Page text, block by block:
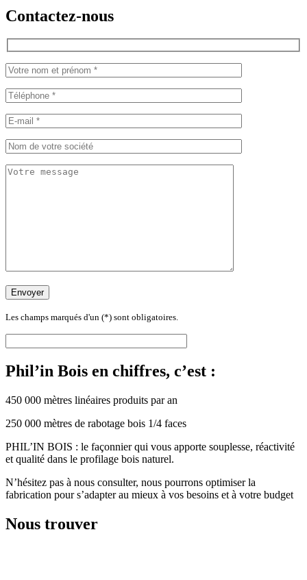
Contactez-nous
Les champs marqués d'un (*) sont obligatoires.
Phil’in Bois en chiffres, c’est :
450 000 mètres linéaires produits par an
250 000 mètres de rabotage bois 1/4 faces
PHIL’IN BOIS : le façonnier qui vous apporte souplesse, réactivité
et qualité dans le profilage bois naturel.
N’hésitez pas à nous consulter, nous pourrons optimiser la
fabrication pour s’adapter au mieux à vos besoins et à votre budget
Nous trouver